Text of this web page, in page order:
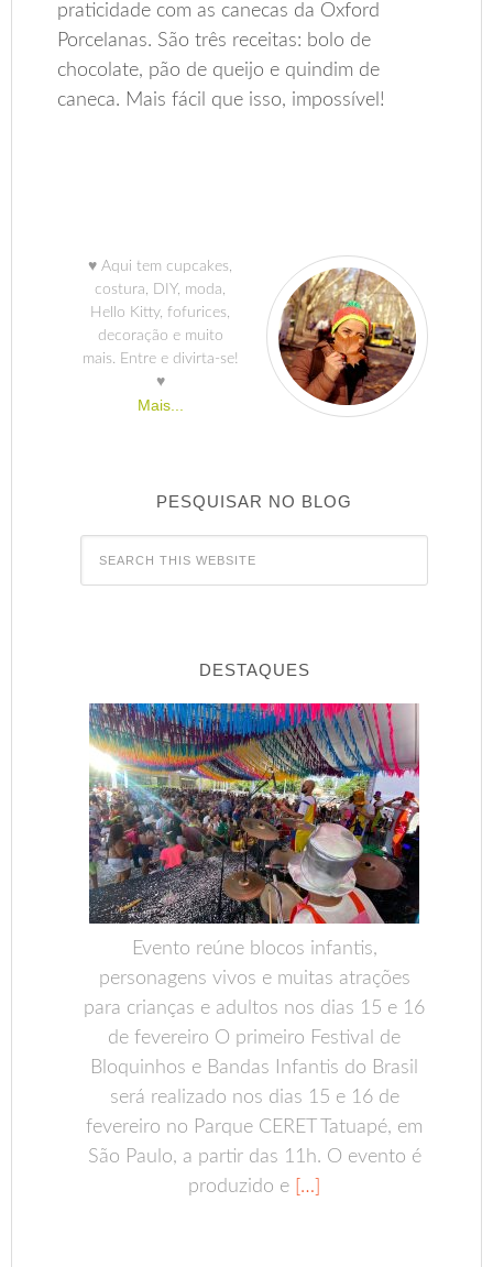
praticidade com as canecas da Oxford
Porcelanas. São três receitas: bolo de
chocolate, pão de queijo e quindim de
caneca. Mais fácil que isso, impossível!
♥ Aqui tem cupcakes,
costura, DIY, moda,
Hello Kitty, fofurices,
decoração e muito
mais. Entre e divirta-se!
♥
Mais...
PESQUISAR NO BLOG
DESTAQUES
Evento reúne blocos infantis,
personagens vivos e muitas atrações
para crianças e adultos nos dias 15 e 16
de fevereiro O primeiro Festival de
Bloquinhos e Bandas Infantis do Brasil
será realizado nos dias 15 e 16 de
fevereiro no Parque CERET Tatuapé, em
São Paulo, a partir das 11h. O evento é
produzido e […]